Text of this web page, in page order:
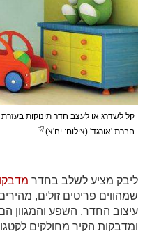
קל לשדרג או לעצב חדר תינוקות
חברת 'אורגד' (צילום: יח'צ)
ליבק מציע לשלב בחדר
שמהווים פריטים זולים,
עיצוב החדר. השפע והמגוון
ומדבקות הקיר מחולקים